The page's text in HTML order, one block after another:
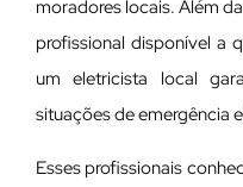
moradores locais. Além
profissional disponível a
um eletricista local
situações de emergência
Esses profissionais